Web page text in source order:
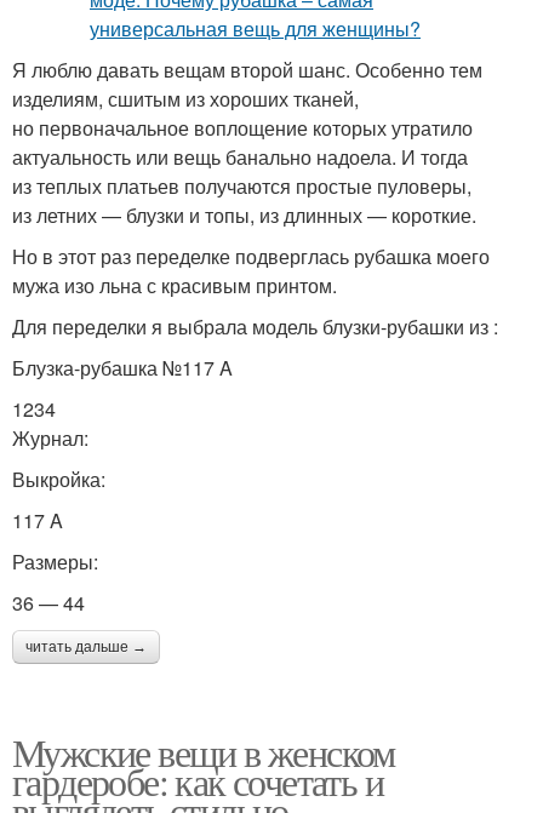
Я люблю давать вещам второй шанс. Особенно тем
изделиям, сшитым из хороших тканей,
но первоначальное воплощение которых утратило
актуальность или вещь банально надоела. И тогда
из теплых платьев получаются простые пуловеры,
из летних — блузки и топы, из длинных — короткие.
Но в этот раз переделке подверглась рубашка моего
мужа изо льна с красивым принтом.
Для переделки я выбрала модель блузки-рубашки из :
Блузка-рубашка №117 A
1234
Журнал:
Выкройка:
117 A
Размеры:
36 — 44
читать дальше →
Мужские вещи в женском
гардеробе: как сочетать и